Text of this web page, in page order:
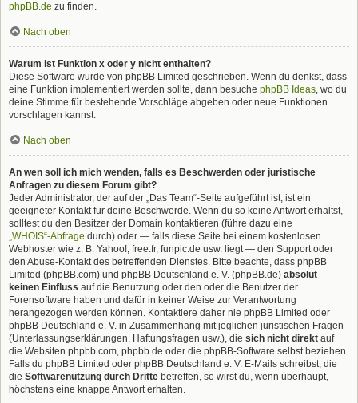
phpBB.de zu finden.
Nach oben
Warum ist Funktion x oder y nicht enthalten?
Diese Software wurde von phpBB Limited geschrieben. Wenn du denkst, dass
eine Funktion implementiert werden sollte, dann besuche phpBB Ideas, wo du
deine Stimme für bestehende Vorschläge abgeben oder neue Funktionen
vorschlagen kannst.
Nach oben
An wen soll ich mich wenden, falls es Beschwerden oder juristische
Anfragen zu diesem Forum gibt?
Jeder Administrator, der auf der „Das Team“-Seite aufgeführt ist, ist ein
geeigneter Kontakt für deine Beschwerde. Wenn du so keine Antwort erhältst,
solltest du den Besitzer der Domain kontaktieren (führe dazu eine
„WHOIS“-Abfrage durch) oder — falls diese Seite bei einem kostenlosen
Webhoster wie z. B. Yahoo!, free.fr, funpic.de usw. liegt — den Support oder
den Abuse-Kontakt des betreffenden Dienstes. Bitte beachte, dass phpBB
Limited (phpBB.com) und phpBB Deutschland e. V. (phpBB.de) absolut
keinen Einfluss auf die Benutzung oder den oder die Benutzer der
Forensoftware haben und dafür in keiner Weise zur Verantwortung
herangezogen werden können. Kontaktiere daher nie phpBB Limited oder
phpBB Deutschland e. V. in Zusammenhang mit jeglichen juristischen Fragen
(Unterlassungserklärungen, Haftungsfragen usw.), die sich nicht direkt auf
die Websiten phpbb.com, phpbb.de oder die phpBB-Software selbst beziehen.
Falls du phpBB Limited oder phpBB Deutschland e. V. E-Mails schreibst, die
die Softwarenutzung durch Dritte betreffen, so wirst du, wenn überhaupt,
höchstens eine knappe Antwort erhalten.